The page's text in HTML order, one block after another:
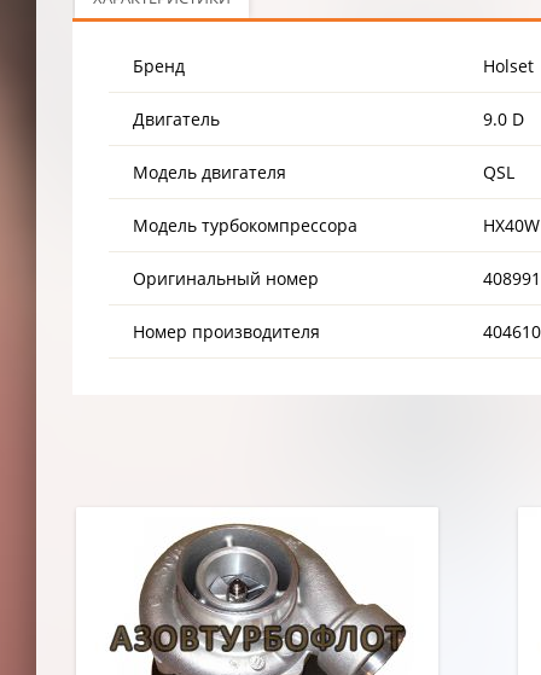
Бренд Holset
Двигатель 9.0 D
Модель двигателя QSL
Модель турбокомпрессора HX40W
Оригинальный номер
Номер производителя